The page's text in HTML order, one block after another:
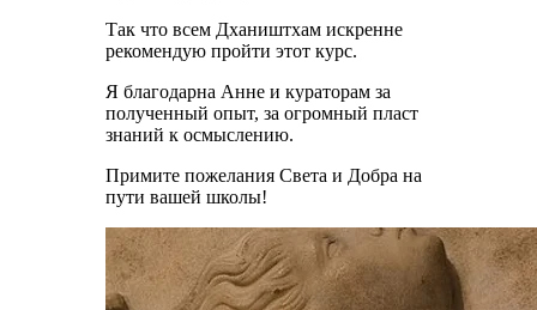
Так что всем Дхаништхам искренне
рекомендую пройти этот курс.
Я благодарна Анне и кураторам за
полученный опыт, за огромный пласт
знаний к осмыслению.
Примите пожелания Света и Добра на
пути вашей школы!